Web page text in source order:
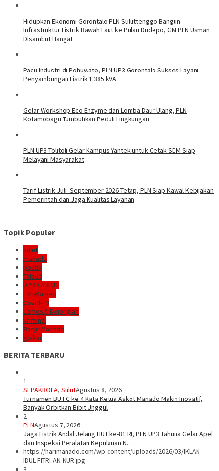
Hidupkan Ekonomi Gorontalo PLN Suluttenggo Bangun
Infrastruktur Listrik Bawah Laut ke Pulau Dudepo, GM PLN Usman
Disambut Hangat
Pacu Industri di Pohuwato, PLN UP3 Gorontalo Sukses Layani
Penyambungan Listrik 1.385 kVA
Gelar Workshop Eco Enzyme dan Lomba Daur Ulang, PLN
Kotamobagu Tumbuhkan Peduli Lingkungan
PLN UP3 Tolitoli Gelar Kampus Yantek untuk Cetak SDM Siap
Melayani Masyarakat
Tarif Listrik Juli- September 2026 Tetap, PLN Siap Kawal Kebijakan
Pemerintah dan Jaga Kualitas Layanan
Topik Populer
sulut
manado
politik
Talaud
DPRD SULUT
E2L-Mantap
Covid-19
James A Kojongian
kriminal
Banjir Manado
golkar
BERITA TERBARU
1
SEPAKBOLA, SulutAgustus 8, 2026
Turnamen BU FC ke 4 Kata Ketua Askot Manado Makin Inovatif,
Banyak Orbitkan Bibit Unggul
2
PLNAgustus 7, 2026
Jaga Listrik Andal Jelang HUT ke-81 RI, PLN UP3 Tahuna Gelar Apel
dan Inspeksi Peralatan Kepulauan N…
https://harimanado.com/wp-content/uploads/2026/03/IKLAN-
IDUL-FITRI-AN-NUR.jpg
3